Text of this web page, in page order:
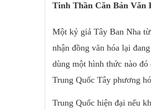
Tinh Thần Căn Bản Văn
Một ký giả Tây Ban Nha
nhận đồng văn hóa lại
dùng một hình thức nào
Trung Quốc Tây phương
Trung Quốc hiện đại nếu